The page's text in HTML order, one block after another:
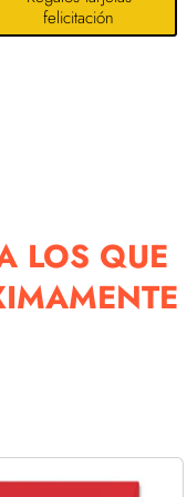
felicitación
LOS QUE